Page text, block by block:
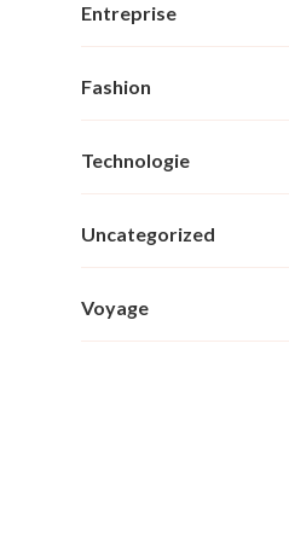
Entreprise
Fashion
Technologie
Uncategorized
Voyage